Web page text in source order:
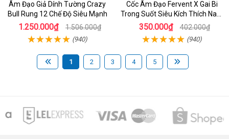
Âm Đạo Giả Dính Tường Crazy
Bull Rung 12 Chế Độ Siêu Mạnh
1.250.000₫ 1.506.000₫
(940)
Cốc Âm Đạo Fervent X Gai Bi
Trong Suốt Siêu Kích Thích Nam
Giới
350.000₫ 402.000₫
(940)
1 2 3 4 5